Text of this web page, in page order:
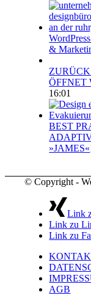
&
ÖFFNET
16:01
BEST
»JAMES«
© Copyright -
Link
Link zu
Link zu
AGB